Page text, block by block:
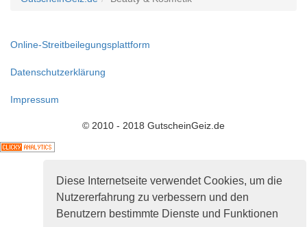
Diese Internetseite verwendet Cookies, um die
Nutzererfahrung zu verbessern und den
Benutzern bestimmte Dienste und Funktionen
Online-Streitbeilegungsplattform
Datenschutzerklärung
Impressum
© 2010 - 2018 GutscheinGeiz.de